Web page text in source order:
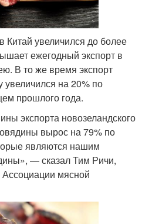
Китай увеличился до более
ежегодный экспорт в
В то же время экспорт
увеличился на 20% по
прошлого года.
экспорта новозеландского
вырос на 79% по
являются нашим
— сказал Тим Ричи,
мясной